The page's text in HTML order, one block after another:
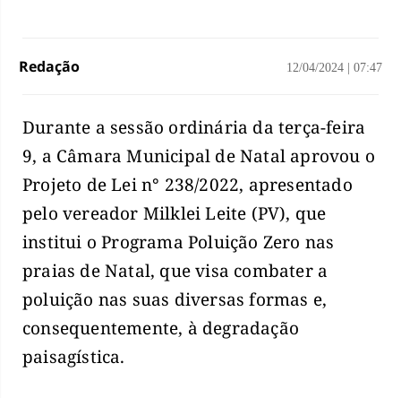
Redação 12/04/2024 07:47
Durante a sessão ordinária da terça-feira
9, a Câmara Municipal de Natal aprovou o
Projeto de Lei n° 238/2022, apresentado
pelo vereador Milklei Leite (PV), que
institui o Programa Poluição Zero nas
praias de Natal, que visa combater a
poluição nas suas diversas formas e,
consequentemente, à degradação
paisagística.